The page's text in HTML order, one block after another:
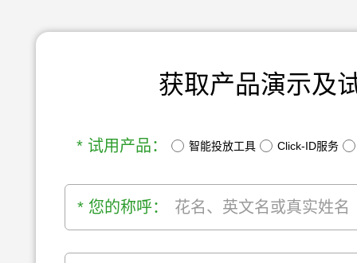
获取产品演示及
* 试用产品： 智能投放工具 Click-ID服务
* 您的称呼：